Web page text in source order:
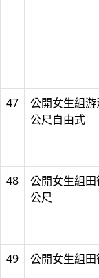
47
公開女生組
公尺自由式
48
公開女生組
公尺
49 公開女生組